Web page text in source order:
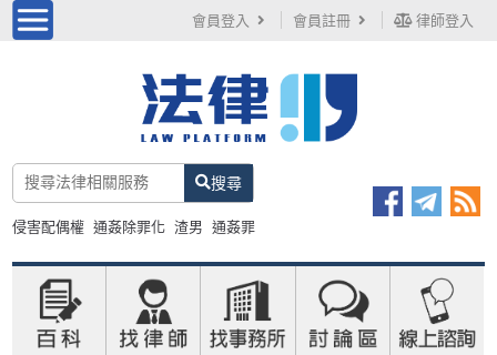
會員登入 會員註冊 律師登入
搜尋
侵害配偶權 通姦除罪化 渣男 通姦罪